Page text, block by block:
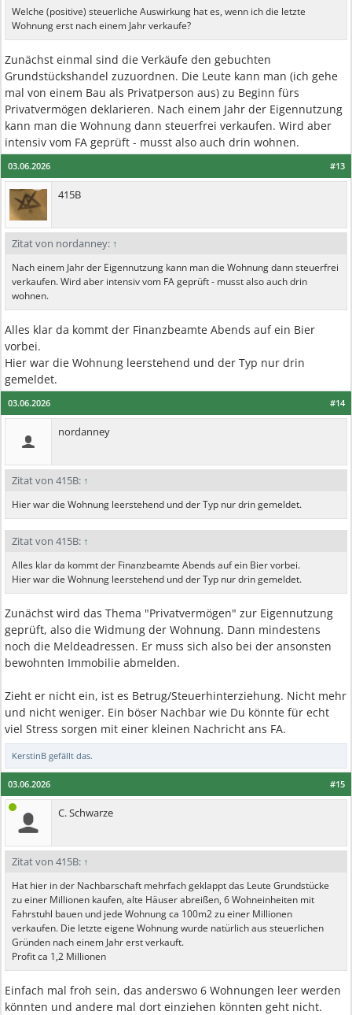
Welche (positive) steuerliche Auswirkung hat es, wenn ich die letzte
Wohnung erst nach einem Jahr verkaufe?
Zunächst einmal sind die Verkäufe den gebuchten
Grundstückshandel zuzuordnen. Die Leute kann man (ich gehe
mal von einem Bau als Privatperson aus) zu Beginn fürs
Privatvermögen deklarieren. Nach einem Jahr der Eigennutzung
kann man die Wohnung dann steuerfrei verkaufen. Wird aber
intensiv vom FA geprüft - musst also auch drin wohnen.
#13
03.06.2026
415B
Zitat von nordanney: ↑
Nach einem Jahr der Eigennutzung kann man die Wohnung dann steuerfrei
verkaufen. Wird aber intensiv vom FA geprüft - musst also auch drin
wohnen.
Alles klar da kommt der Finanzbeamte Abends auf ein Bier
vorbei.
Hier war die Wohnung leerstehend und der Typ nur drin
gemeldet.
#14
03.06.2026
nordanney
Zitat von 415B: ↑
Hier war die Wohnung leerstehend und der Typ nur drin gemeldet.
Zitat von 415B: ↑
Alles klar da kommt der Finanzbeamte Abends auf ein Bier vorbei.
Hier war die Wohnung leerstehend und der Typ nur drin gemeldet.
Zunächst wird das Thema "Privatvermögen" zur Eigennutzung
geprüft, also die Widmung der Wohnung. Dann mindestens
noch die Meldeadressen. Er muss sich also bei der ansonsten
bewohnten Immobilie abmelden.
Zieht er nicht ein, ist es Betrug/Steuerhinterziehung. Nicht mehr
und nicht weniger. Ein böser Nachbar wie Du könnte für echt
viel Stress sorgen mit einer kleinen Nachricht ans FA.
KerstinB gefällt das.
#15
03.06.2026
C. Schwarze
Zitat von 415B: ↑
Hat hier in der Nachbarschaft mehrfach geklappt das Leute Grundstücke
zu einer Millionen kaufen, alte Häuser abreißen, 6 Wohneinheiten mit
Fahrstuhl bauen und jede Wohnung ca 100m2 zu einer Millionen
verkaufen. Die letzte eigene Wohnung wurde natürlich aus steuerlichen
Gründen nach einem Jahr erst verkauft.
Profit ca 1,2 Millionen
Einfach mal froh sein, das anderswo 6 Wohnungen leer werden
könnten und andere mal dort einziehen könnten geht nicht.